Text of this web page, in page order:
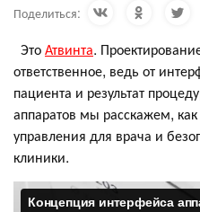
Поделиться:
ЭтоАтвинта.
ответственное, ведь от
пациента и результат
аппаратов мы расскажем,
управления для врача и
клиники.